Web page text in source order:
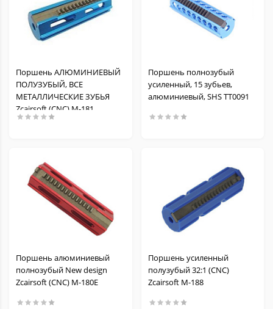
Поршень АЛЮМИНИЕВЫЙ
ПОЛУЗУБЫЙ, ВСЕ
МЕТАЛЛИЧЕСКИЕ ЗУБЬЯ
Zcairsoft (CNC) M-181
Поршень полнозубый
усиленный, 15 зубьев,
алюминиевый, SHS TT0091
Поршень алюминиевый
полнозубый New design
Zcairsoft (CNC) M-180E
Поршень усиленный
полузубый 32:1 (CNC)
Zcairsoft M-188